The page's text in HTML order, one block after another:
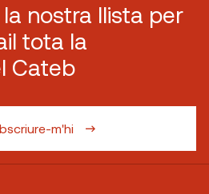
nostra llista per
tota la
Cateb
m'hi